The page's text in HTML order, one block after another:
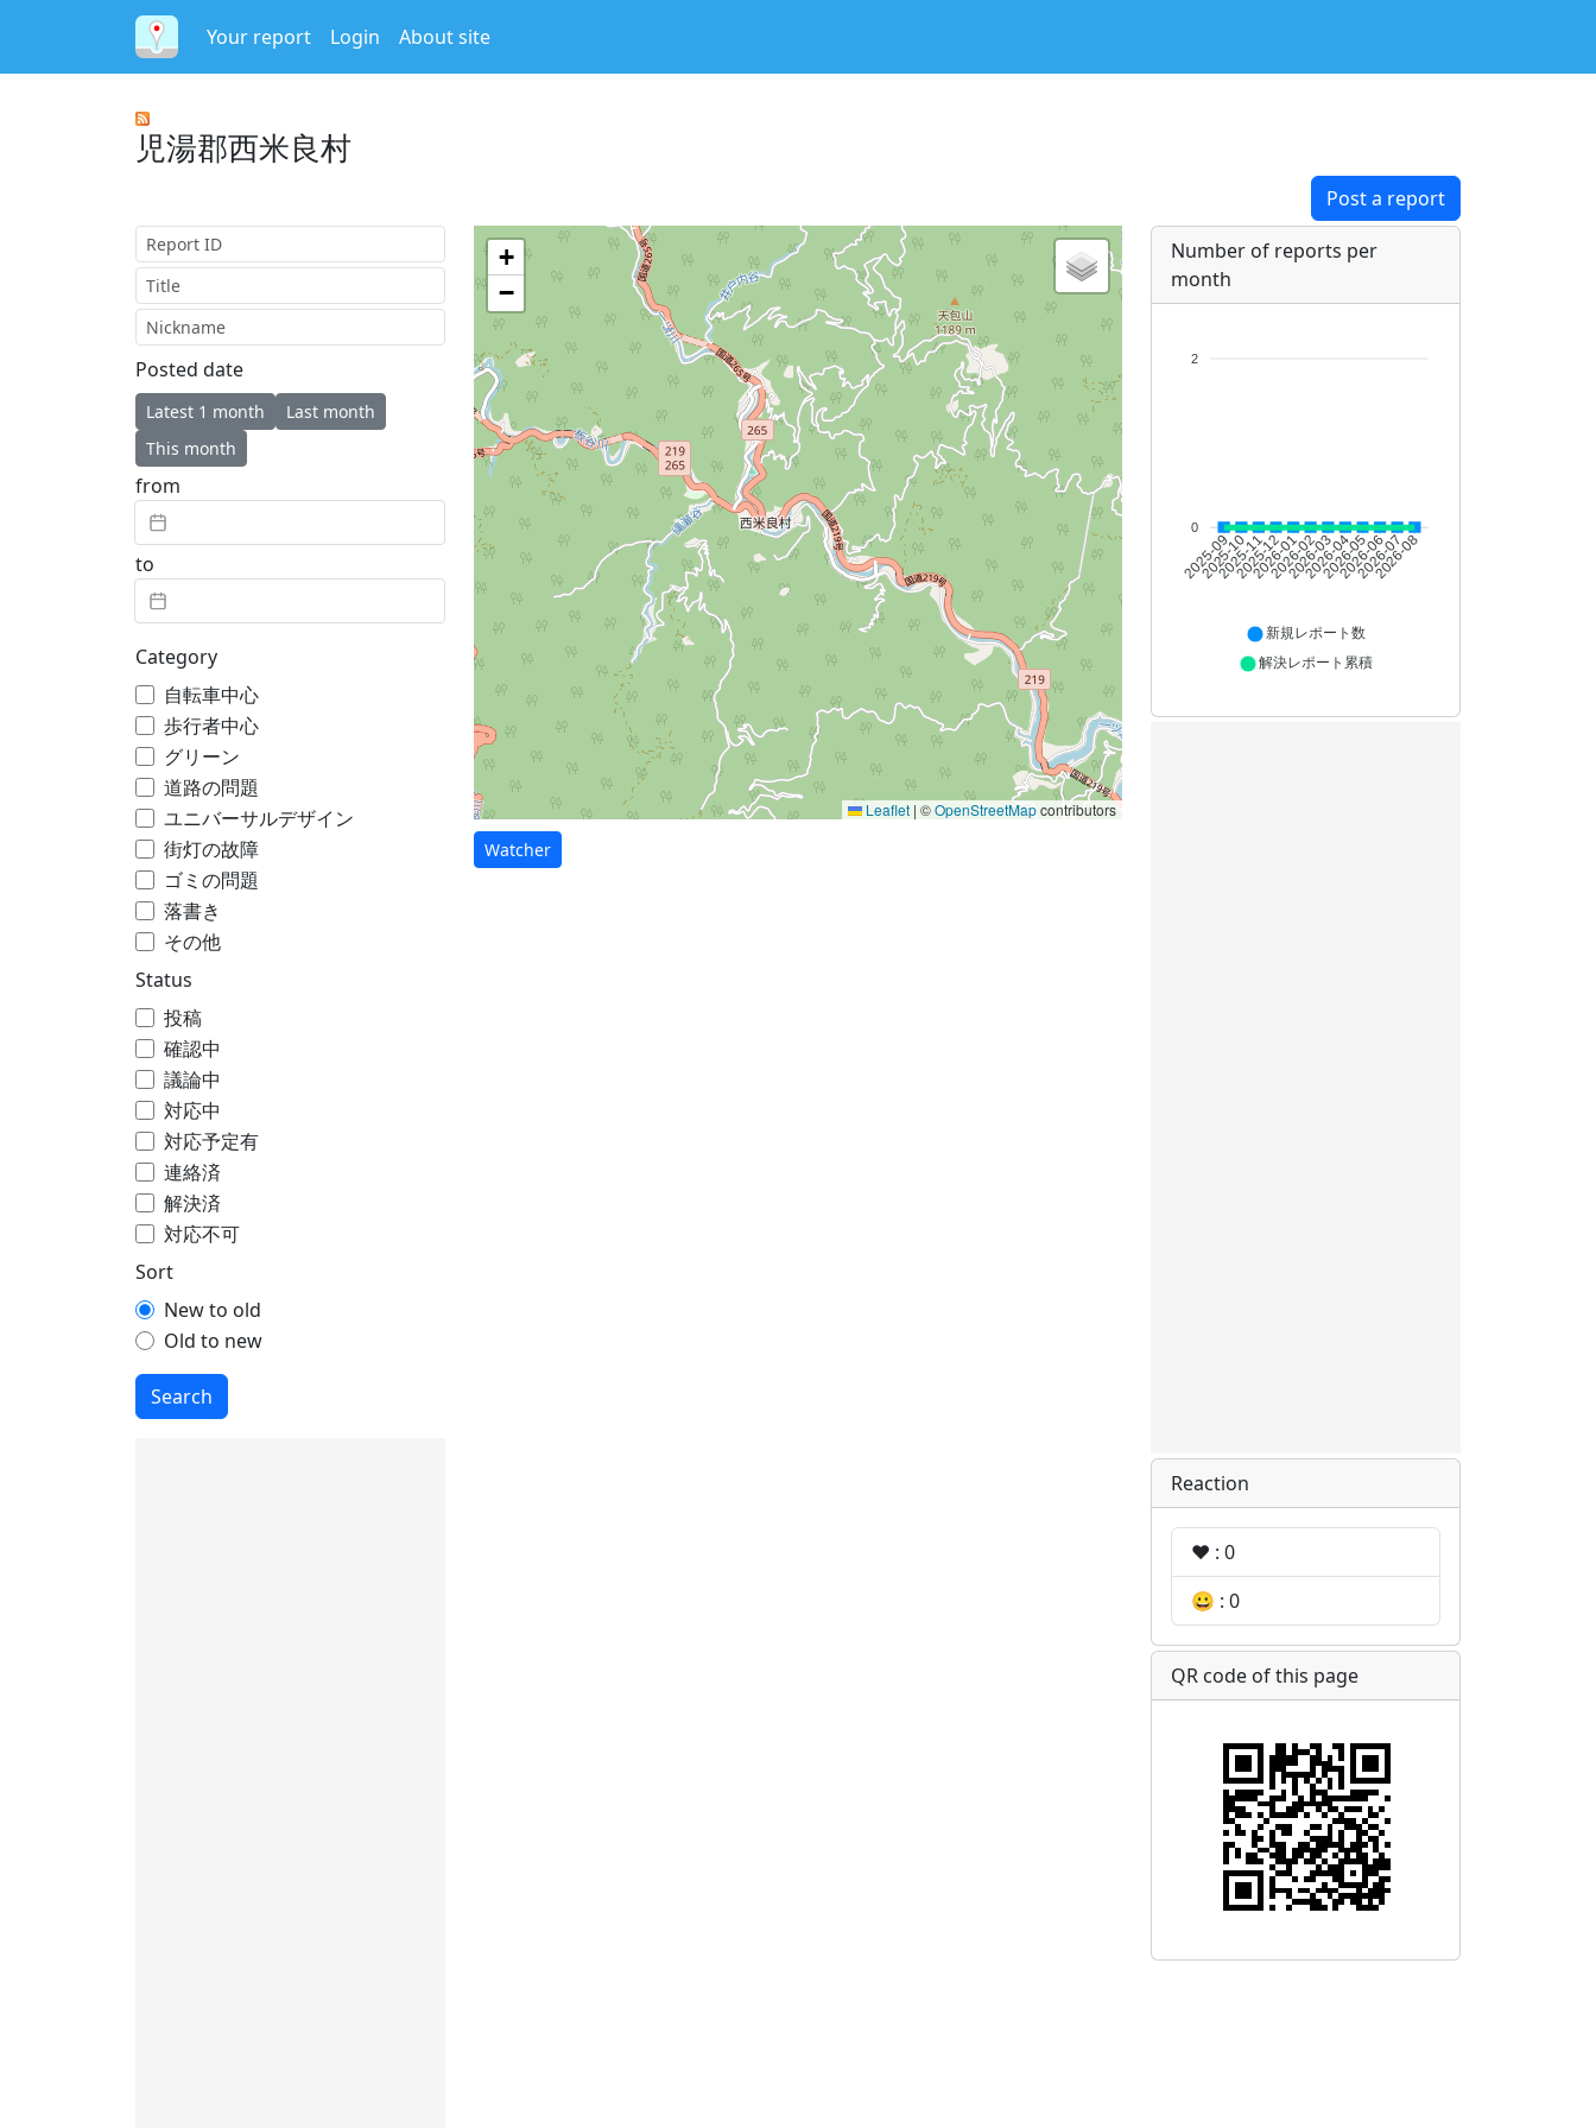
Your report Login About site
児湯郡西米良村
Post a report
Report ID
Title
Nickname
Posted date
Latest 1 month
Last month
This month
from
to
Category
自転車中心
歩行者中心
グリーン
道路の問題
ユニバーサルデザイン
街灯の故障
ゴミの問題
落書き
その他
Status
投稿
確認中
議論中
対応中
対応予定有
連絡済
解決済
対応不可
Sort
New to old
Old to new
Search
+
−
Leaflet | ©OpenStreetMapcontributors
Watcher
Number of reports per
month
2
0
2025-09
2025-10
2025-11
2025-12
2026-01
2026-02
2026-03
2026-04
2026-05
2026-06
2026-07
2026-08
新規レポート数
解決レポート累積
Reaction
❤️ : 0
😀 : 0
QR code of this page